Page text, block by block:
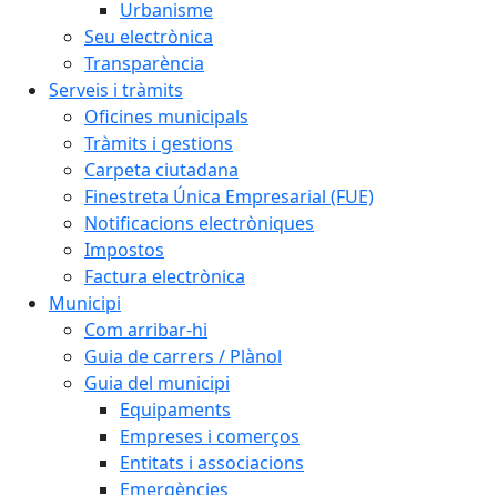
Urbanisme
Seu electrònica
Transparència
Serveis i tràmits
Oficines municipals
Tràmits i gestions
Carpeta ciutadana
Finestreta Única Empresarial (FUE)
Notificacions electròniques
Impostos
Factura electrònica
Municipi
Com arribar-hi
Guia de carrers / Plànol
Guia del municipi
Equipaments
Empreses i comerços
Entitats i associacions
Emergències